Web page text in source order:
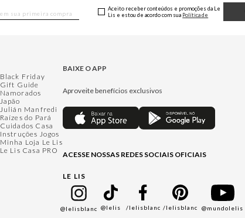
Aceito receber conteúdos e promoções da Le
Lis e estou de acordo com sua Política de
Black Friday
Gift Guide
Namorados
Japão
Julián Manfredi
Raízes do Pará
Cuidados Casa
Instruções Jogos
Minha Loja Le Lis
Le Lis Casa PRO
BAIXE O APP
Aproveite benefícios exclusivos
ACESSE NOSSAS REDES SOCIAIS OFICIAIS
LE LIS
@lelisblanc @lelis /lelisblanc /lelisblanc @mundolelis